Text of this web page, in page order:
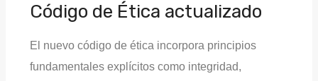
Código de Ética actualizado
El nuevo código de ética incorpora principios
fundamentales explícitos como integridad,